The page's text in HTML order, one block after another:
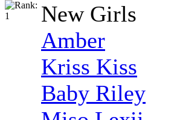
New Girls
Amber
Kriss Kiss
Baby Riley